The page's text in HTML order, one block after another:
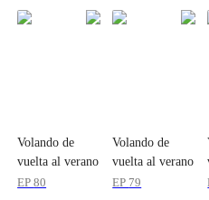
Volando de
vuelta al verano
atrapado
EP80
Volando de
vuelta al verano
atrapado
EP 79